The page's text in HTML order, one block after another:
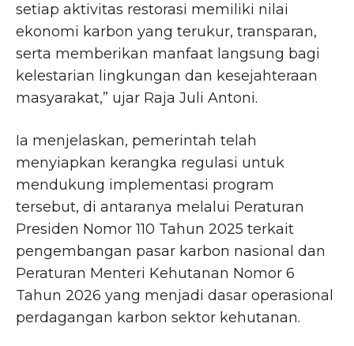
setiap aktivitas restorasi memiliki nilai
ekonomi karbon yang terukur, transparan,
serta memberikan manfaat langsung bagi
kelestarian lingkungan dan kesejahteraan
masyarakat,” ujar Raja Juli Antoni.
Ia menjelaskan, pemerintah telah
menyiapkan kerangka regulasi untuk
mendukung implementasi program
tersebut, di antaranya melalui Peraturan
Presiden Nomor 110 Tahun 2025 terkait
pengembangan pasar karbon nasional dan
Peraturan Menteri Kehutanan Nomor 6
Tahun 2026 yang menjadi dasar operasional
perdagangan karbon sektor kehutanan.